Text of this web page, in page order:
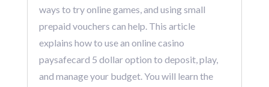
ways to try online games, and using small
prepaid vouchers can help. This article
explains how to use an online casino
paysafecard 5 dollar option to deposit, play,
and manage your budget. You will learn the